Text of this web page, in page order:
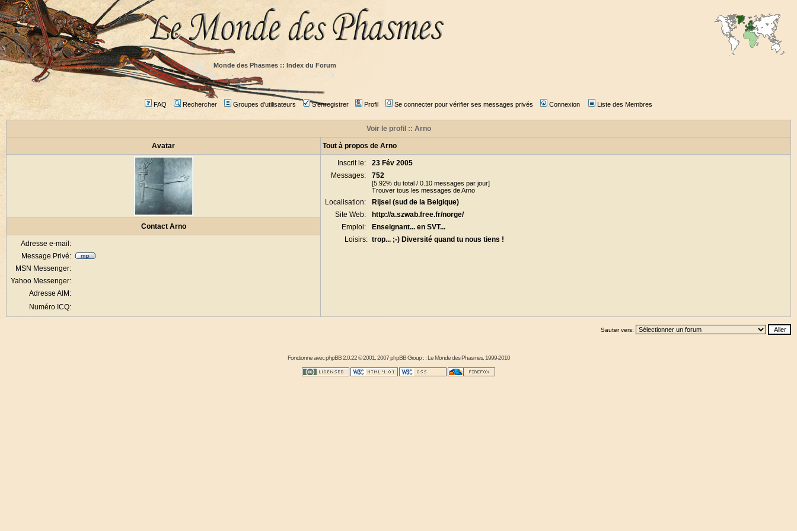
Monde des Phasmes :: Index du Forum
FAQ Rechercher Groupes d'utilisateurs S'enregistrer Profil Se connecter pour vérifier ses messages privés Connexion Liste des Membres
Voir le profil :: Arno
Avatar Tout à propos de Arno
Inscrit le:
23 Fév 2005
Messages:
752
[5.92% du total / 0.10 messages par jour]
Trouver tous les messages de Arno
Localisation:
Rijsel (sud de la Belgique)
Site Web:
http://a.szwab.free.fr/norge/
Emploi:
Enseignant... en SVT...
Loisirs: trop... ;-) Diversité quand tu nous tiens !
Contact Arno
Adresse e-mail:
Message Privé:
MSN Messenger:
Yahoo Messenger:
Adresse AIM:
Numéro ICQ:
Sauter vers:
Fonctionne avecphpBB2.0.22 © 2001, 2007 phpBB Group : :Le Monde des Phasmes, 1999-2010